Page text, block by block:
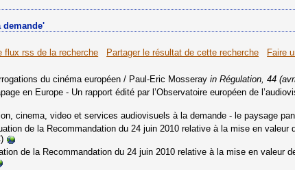
demande'
flux rss de la recherche Partager le résultat de cette recherche Faire
du cinéma européen / Paul-Eric Mosseray in Régulation, 44
en Europe - Un rapport édité par l’Observatoire européen de
cinema, video et services audiovisuels à la demande - le paysage
de la Recommandation du 24 juin 2010 relative à la mise en
de la Recommandation du 24 juin 2010 relative à la mise en